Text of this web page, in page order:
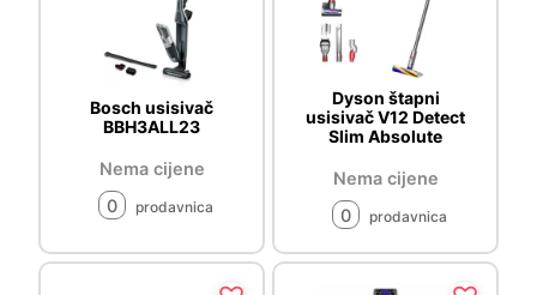
Bosch usisivač
BBH3ALL23
Nema cijene
0
prodavnica
Dyson štapni
usisivač V12 Detect
Slim Absolute
Nema cijene
0
prodavnica